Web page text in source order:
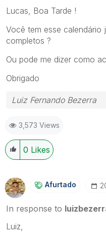
Lucas, Boa Tarde !
Você tem esse calendário
completos ?
Ou pode me dizer como
Obrigado
Luiz Fernando Bezerra
3,573 Views
0 Likes
Afurtado
In response to
Luiz,